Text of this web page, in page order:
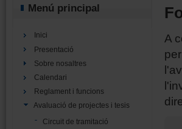
Menú principal
Inici
Presentació
Sobre nosaltres
Calendari
Reglament i funcions
Avaluació de projectes i tesis
Circuit de tramitació
A